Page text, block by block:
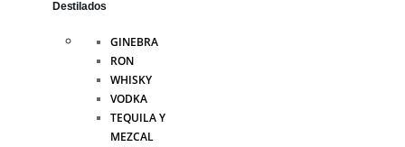
Destilados
GINEBRA
RON
WHISKY
VODKA
TEQUILA Y
MEZCAL